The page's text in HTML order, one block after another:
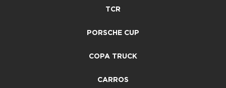
TCR
PORSCHE CUP
COPA TRUCK
CARROS